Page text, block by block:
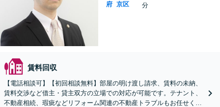
府 京区
分
賃料回収
【電話相談可】【初回相談無料】部屋の明け渡し請求、賃料の未納、
賃料交渉など借主・貸主双方の立場での対応が可能です。テナント、
不動産相続、瑕疵などリフォーム関連の不動産トラブルもお任せくだ